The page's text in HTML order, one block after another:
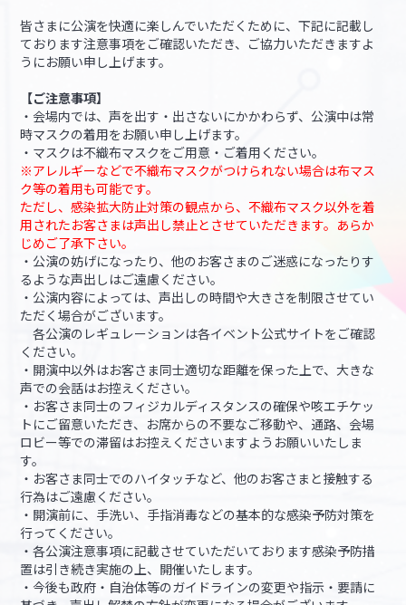
皆さまに公演を快適に楽しんでいただくために、下記に記載し
ております注意事項をご確認いただき、ご協力いただきますよ
うにお願い申し上げます。
【ご注意事項】
・会場内では、声を出す・出さないにかかわらず、公演中は常
時マスクの着用をお願い申し上げます。
・マスクは不織布マスクをご用意・ご着用ください。
※アレルギーなどで不織布マスクがつけられない場合は布マス
ク等の着用も可能です。
ただし、感染拡大防止対策の観点から、不織布マスク以外を着
用されたお客さまは声出し禁止とさせていただきます。あらか
じめご了承下さい。
・公演の妨げになったり、他のお客さまのご迷惑になったりす
るような声出しはご遠慮ください。
・公演内容によっては、声出しの時間や大きさを制限させてい
ただく場合がございます。
各公演のレギュレーションは各イベント公式サイトをご確認
ください。
・開演中以外はお客さま同士適切な距離を保った上で、大きな
声での会話はお控えください。
・お客さま同士のフィジカルディスタンスの確保や咳エチケッ
トにご留意いただき、お席からの不要なご移動や、通路、会場
ロビー等での滞留はお控えくださいますようお願いいたしま
す。
・お客さま同士でのハイタッチなど、他のお客さまと接触する
行為はご遠慮ください。
・開演前に、手洗い、手指消毒などの基本的な感染予防対策を
行ってください。
・各公演注意事項に記載させていただいております感染予防措
置は引き続き実施の上、開催いたします。
・今後も政府・自治体等のガイドラインの変更や指示・要請に